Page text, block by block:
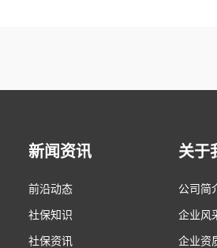
新闻资讯
前沿动态
社保知识
社保资讯
关于
公司简
企业风
企业资